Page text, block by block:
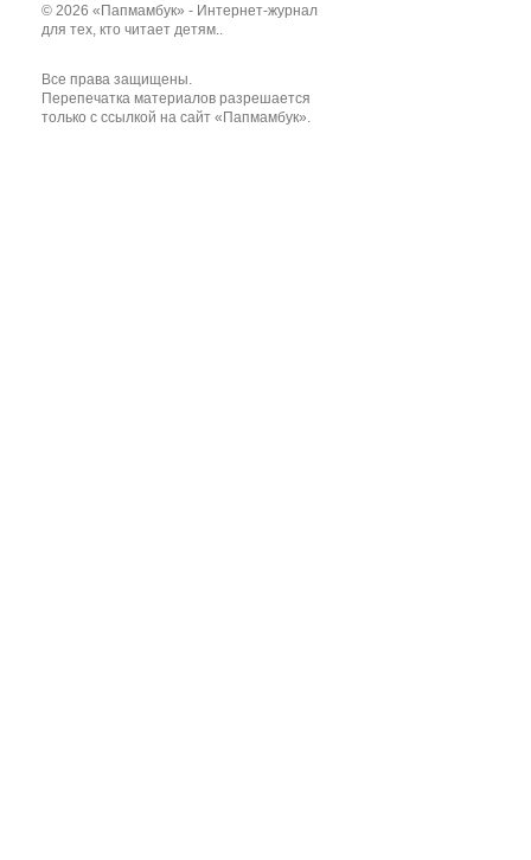
© 2026 «Папмамбук» - Интернет-журнал
для тех, кто читает детям..
Все права защищены.
Перепечатка материалов разрешается
только с ссылкой на сайт «Папмамбук».